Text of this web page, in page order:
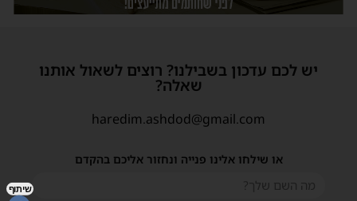
יש לכם עדכון בשבילנו? רוצים לשאול אותנו
שאלה?
haredim.ashdod@gmail.com
או שילחו אלינו פנייה ונחזור אליכם בהקדם
שיתוף